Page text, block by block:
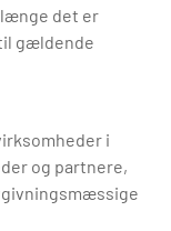
længe det er
gældende
i
og partnere,